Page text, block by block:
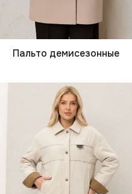
Пальто демисезонные